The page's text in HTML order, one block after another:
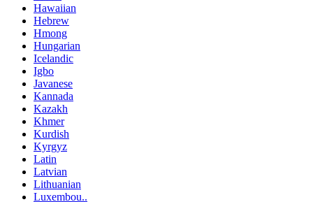
Hawaiian
Hebrew
Hmong
Hungarian
Icelandic
Igbo
Javanese
Kannada
Kazakh
Khmer
Kurdish
Kyrgyz
Latin
Latvian
Lithuanian
Luxembou..